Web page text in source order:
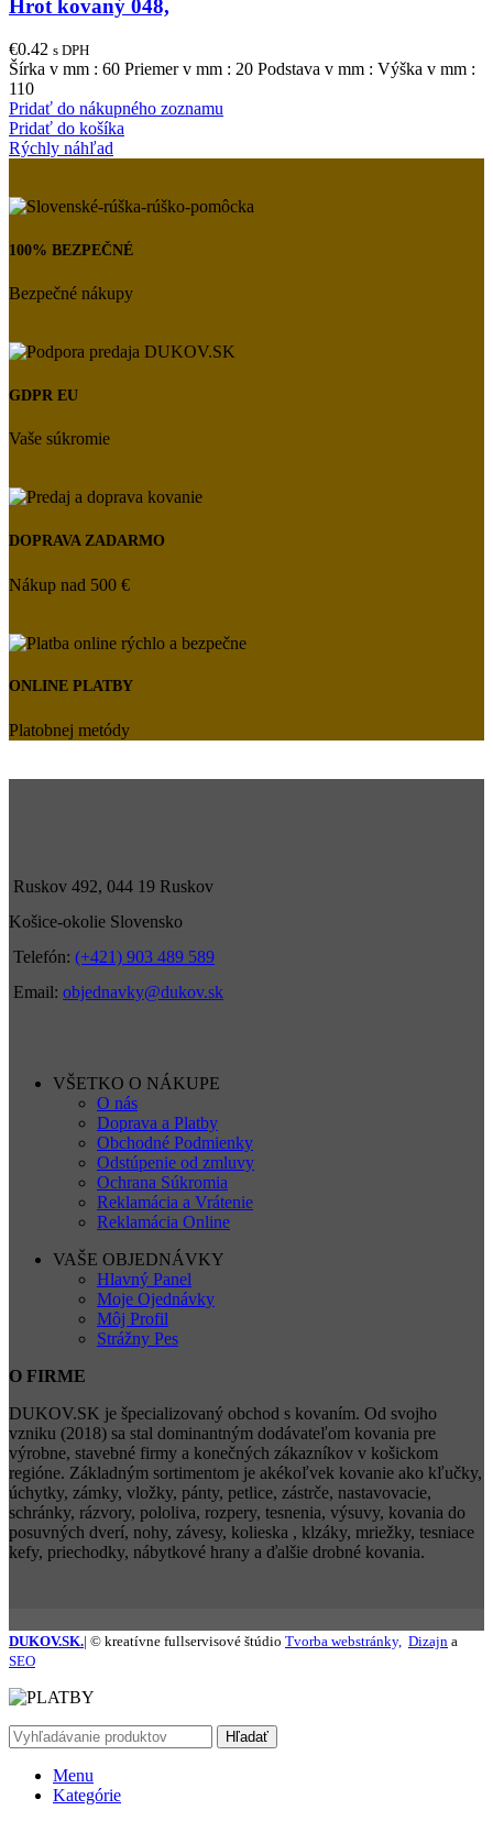
Hrot kovaný 048,
€0.42 s DPH
Šírka v mm : 60 Priemer v mm : 20 Podstava v mm : Výška v mm :
110
Pridať do nákupného zoznamu
Pridať do košíka
Rýchly náhľad
100% BEZPEČNÉ
Bezpečné nákupy
GDPR EU
Vaše súkromie
DOPRAVA ZADARMO
Nákup nad 500 €
ONLINE PLATBY
Platobnej metódy
Ruskov 492, 044 19 Ruskov
Košice-okolie Slovensko
Telefón: (+421) 903 489 589
Email: objednavky@dukov.sk
VŠETKO O NÁKUPE
O nás
Doprava a Platby
Obchodné Podmienky
Odstúpenie od zmluvy
Ochrana Súkromia
Reklamácia a Vrátenie
Reklamácia Online
VAŠE OBJEDNÁVKY
Hlavný Panel
Moje Ojednávky
Môj Profil
Strážny Pes
O FIRME
DUKOV.SK je špecializovaný obchod s kovaním. Od svojho
vzniku (2018) sa stal dominantným dodávateľom kovania pre
výrobne, stavebné firmy a konečných zákazníkov v košickom
regióne. Základným sortimentom je akékoľvek kovanie ako kľučky,
úchytky, zámky, vložky, pánty, petlice, zástrče, nastavovacie,
schránky, rázvory, pololiva, rozpery, tesnenia, výsuvy, kovania do
posuvných dverí, nohy, závesy, kolieska , klzáky, mriežky, tesniace
kefy, priechodky, nábytkové hrany a ďalšie drobné kovania.
DUKOV.SK.| © kreatívne fullservisové štúdio Tvorba webstránky, Dizajn a
SEO
Hľadať
Menu
Kategórie